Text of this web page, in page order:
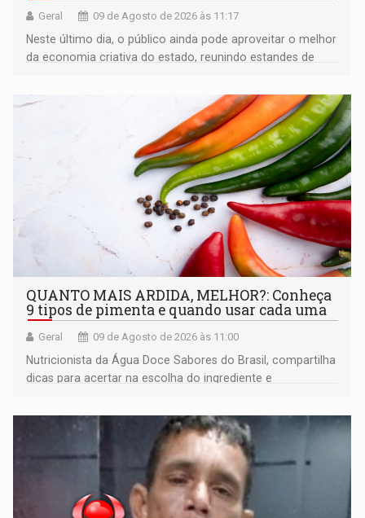
Geral 09 de Agosto de 2026 às 11:17
Neste último dia, o público ainda pode aproveitar o melhor
da economia criativa do estado, reunindo estandes de
QUANTO MAIS ARDIDA, MELHOR?: Conheça
9 tipos de pimenta e quando usar cada uma
Geral 09 de Agosto de 2026 às 11:00
Nutricionista da Água Doce Sabores do Brasil, compartilha
dicas para acertar na escolha do ingrediente e